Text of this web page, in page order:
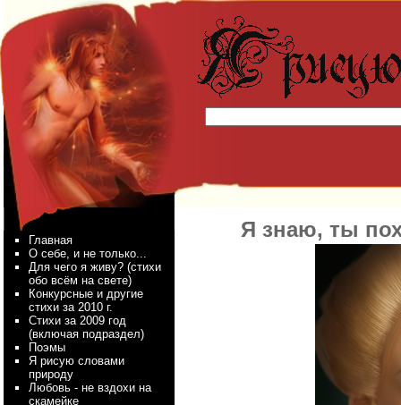
Главная
О себе, и не только...
Для чего я живу? (стихи
обо всём на свете)
Конкурсные и другие
стихи за 2010 г.
Стихи за 2009 год
(включая подраздел)
Поэмы
Я рисую словами
природу
Любовь - не вздохи на
скамейке
Я знаю, ты